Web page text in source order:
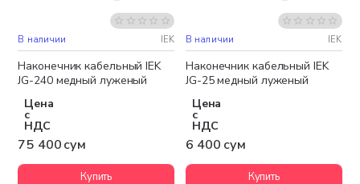
В наличии IEK
Наконечник кабельный IEK
JG-240 медный луженый
Цена
с
НДС
75 400 сум
Купить
Бестселлер
В наличии IEK
Наконечник кабельный IEK
JG-25 медный луженый
Цена
с
НДС
6 400 сум
Купить